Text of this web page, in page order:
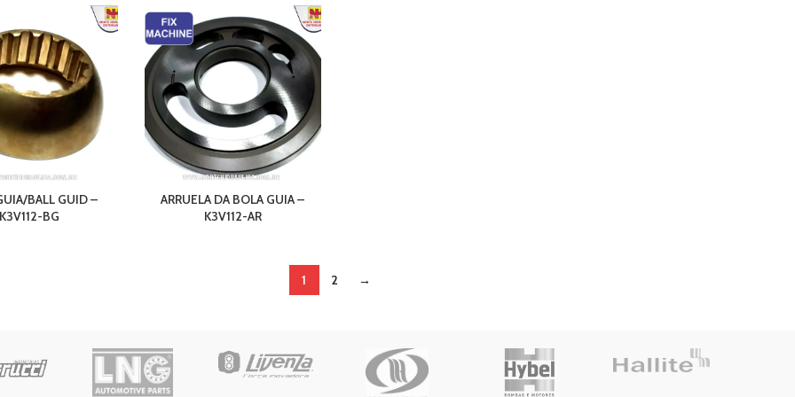
BALL GUID –
K3V112-BG
ARRUELA DA BOLA GUIA –
K3V112-AR
1 2 →